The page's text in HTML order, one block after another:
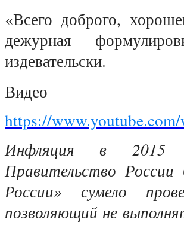
«Всего доброго,
дежурная
издевательски.
Видео
https://
Инфляция в 2015
Правительство
России» сумело
позволяющий не